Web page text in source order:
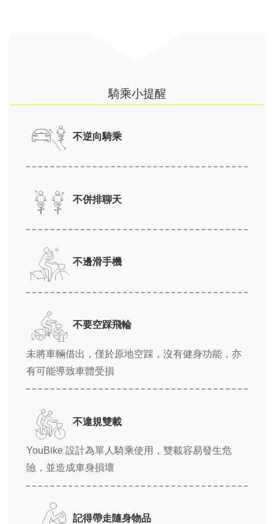
騎乘小提醒
不逆向騎乘
不併排聊天
不邊滑手機
不要空踩飛輪
未將車輛借出，僅於原地空踩，沒有健身功能，亦
有可能導致車體受損
不違規雙載
YouBike 設計為單人騎乘使用，雙載容易發生危
險，並造成車身損壞
記得帶走隨身物品